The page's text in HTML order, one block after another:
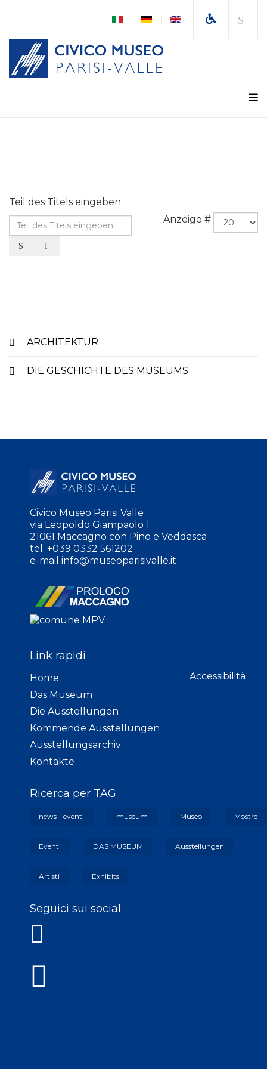
Teil des Titels eingeben
Anzeige #
ARCHITEKTUR
DIE GESCHICHTE DES MUSEUMS
Civico Museo Parisi Valle
via Leopoldo Giampaolo 1
21061 Maccagno con Pino e Veddasca
tel. +039 0332 561202
e-mail info@museoparisivalle.it
Link rapidi
Home
Das Museum
Die Ausstellungen
Kommende Ausstellungen
Ausstellungsarchiv
Kontakte
Accessibilità
Ricerca per TAG
news - eventi museum Museo Mostre
Eventi DAS MUSEUM Ausstellungen
Artisti Exhibits
Seguici sui social